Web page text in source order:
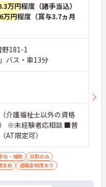
万円程度（諸手当込）
万円程度（賞与3.7ヵ月
野181-1
バス・車13分
介護福祉士以外の資格
※未経験者応相談 ■普
AT限定可）
当・補助
日勤のみ
支給 退職金制度あり